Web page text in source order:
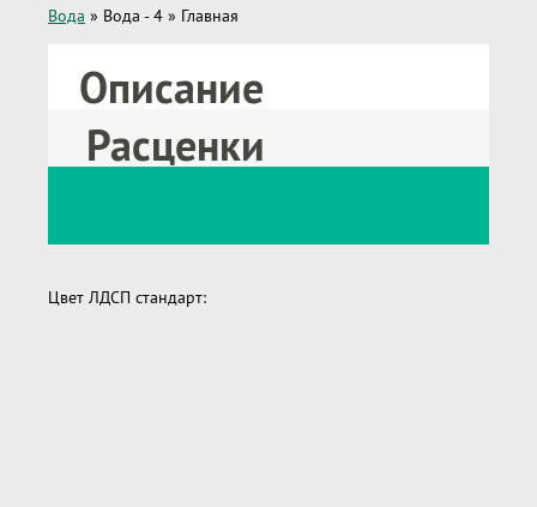
Вода » Вода - 4 » Главная
Описание
Расценки
Цвет ЛДСП стандарт: